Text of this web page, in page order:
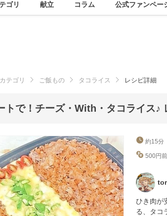
ゴリ 献立 コラム 公式ファンペー
カテゴリ ご飯もの タコライス レシピ詳細
トで！チーズ・With・タコライス♪
約15分
500円
ひき肉が
る、タコ